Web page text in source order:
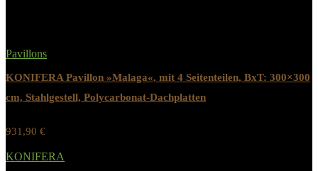
Pavillons
KONIFERA Pavillon »Malaga«, mit 4 Seitenteilen, BxT: 300×300
cm, Stahlgestell, Polycarbonat-Dachplatten
931,90 €
KONIFERA